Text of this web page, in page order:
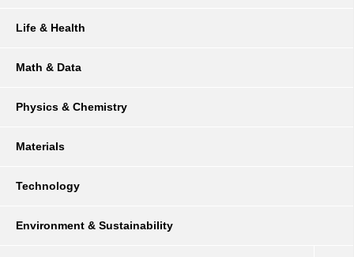
Life & Health
Math & Data
Physics & Chemistry
Materials
Technology
Environment & Sustainability